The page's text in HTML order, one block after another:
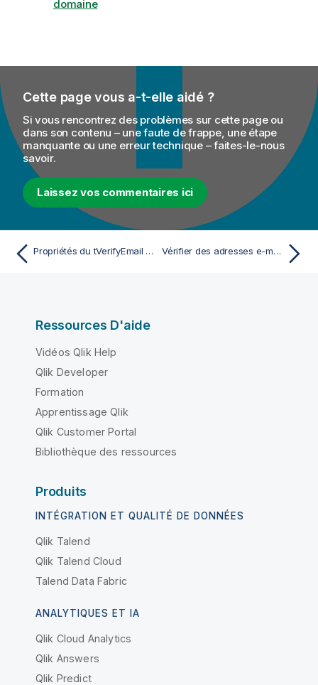
domaine
Cette page vous a-t-elle aidé ?
Si vous rencontrez des problèmes sur cette page ou
dans son contenu – une faute de frappe, une étape
manquante ou une erreur technique – faites-le-nous
savoir.
Laissez vos commentaires ici
Propriétés du tVerifyEmail pour Apache Spark Streaming Vérifier des adresses e-mail par rapport au contenu d'une colonne et à des noms de domaine
Ressources D'aide
Vidéos Qlik Help
Qlik Developer
Formation
Apprentissage Qlik
Qlik Customer Portal
Bibliothèque des ressources
Produits
INTÉGRATION ET QUALITÉ DE DONNÉES
Qlik Talend
Qlik Talend Cloud
Talend Data Fabric
ANALYTIQUES ET IA
Qlik Cloud Analytics
Qlik Answers
Qlik Predict